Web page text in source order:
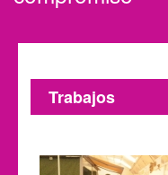
Trabajos